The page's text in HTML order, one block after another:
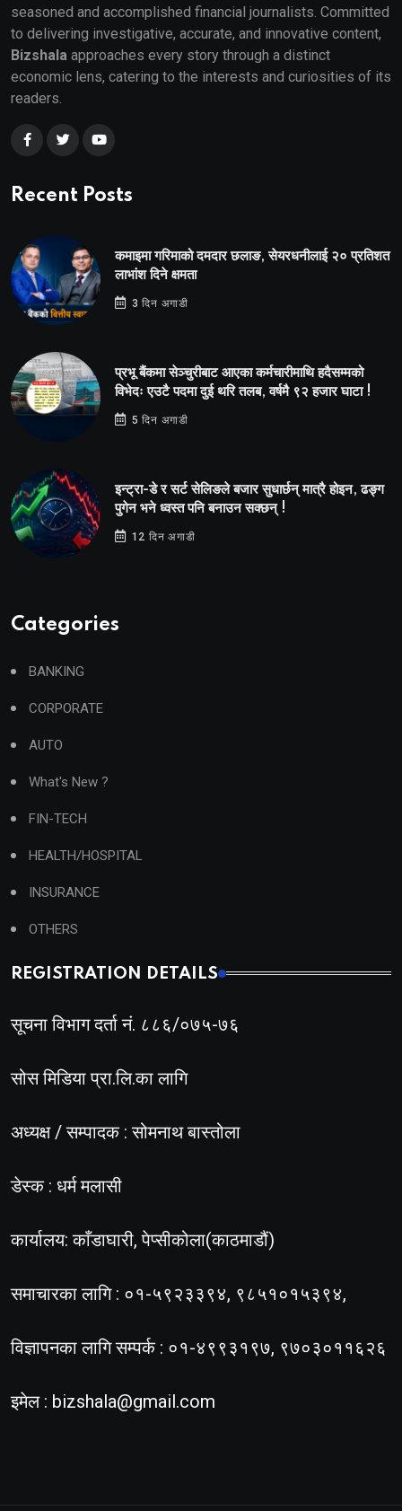
seasoned and accomplished financial journalists. Committed
to delivering investigative, accurate, and innovative content,
Bizshala approaches every story through a distinct
economic lens, catering to the interests and curiosities of its
readers.
Recent Posts
कमाइमा गरिमाको दमदार छलाङ, सेयरधनीलाई २० प्रतिशत
लाभांश दिने क्षमता
3 दिन अगाडी
प्रभू बैंकमा सेञ्चुरीबाट आएका कर्मचारीमाथि हदैसम्मको
विभेदः एउटै पदमा दुई थरि तलब, वर्षमै ९२ हजार घाटा !
5 दिन अगाडी
इन्ट्रा-डे र सर्ट सेलिङले बजार सुधार्छन् मात्रै होइन, ढङ्ग
पुगेन भने ध्वस्त पनि बनाउन सक्छन् !
12 दिन अगाडी
Categories
BANKING
CORPORATE
AUTO
What's New ?
FIN-TECH
HEALTH/HOSPITAL
INSURANCE
OTHERS
REGISTRATION DETAILS
सूचना विभाग दर्ता नं. ८८६/०७५-७६
सोस मिडिया प्रा.लि.का लागि
अध्यक्ष / सम्पादक : सोमनाथ बास्तोला
डेस्क : धर्म मलासी
कार्यालय: काँडाघारी, पेप्सीकोला(काठमाडौं)
समाचारका लागि : ०१-५९२३३९४, ९८५१०१५३९४,
विज्ञापनका लागि सम्पर्क : ०१-४९९३१९७, ९७०३०११६२६
इमेल : bizshala@gmail.com